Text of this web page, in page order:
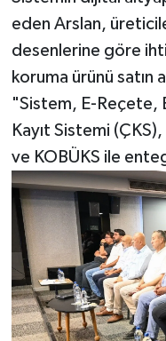
eden Arslan,
desenlerine göre
koruma ürünü
"Sistem, E-Reçete,
Kayıt Sistemi
ve KOBÜKS ile